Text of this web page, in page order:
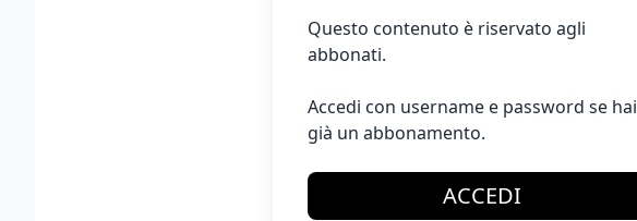
Questo contenuto è riservato agli
abbonati.
Accedi con username e password se hai
già un abbonamento.
ACCEDI